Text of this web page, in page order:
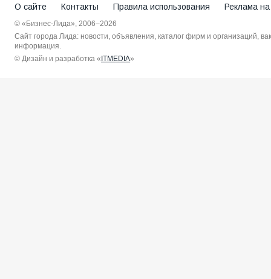
О сайте Контакты Правила использования Реклама
© «Бизнес-Лида», 2006–2026
Сайт города Лида: новости, объявления, каталог фирм и организаций,
информация.
© Дизайн и разработка «ITMEDIA»